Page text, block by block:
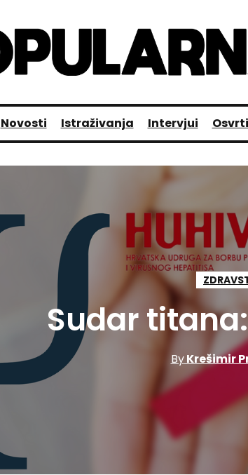
Novosti Istraživanja Intervjui Osvrti
Sudar
ByKrešimir